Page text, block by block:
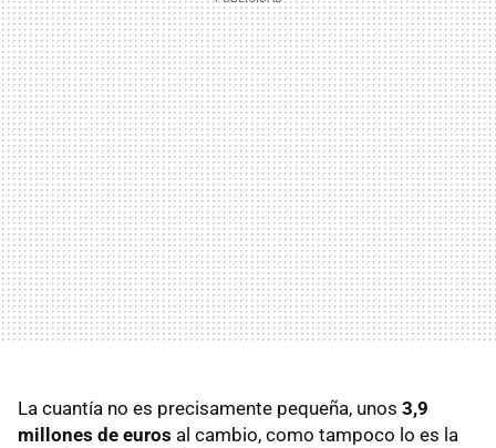
La cuantía no es precisamente pequeña, unos 3,9
millones de euros al cambio, como tampoco lo es la